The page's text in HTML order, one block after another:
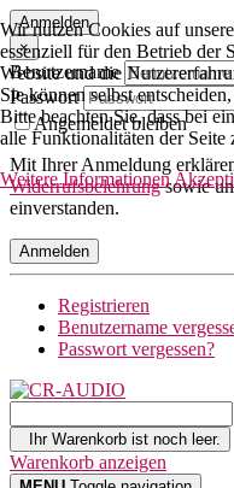
Anmelden
×
Benutzername
Passwort
Angemeldet bleiben
Mit Ihrer Anmeldung
Widerrufsbelehrungsowie
einverstanden.
Anmelden
Registrieren
Benutzername
Passwort vergessen?
Ihr Warenkorb ist noch leer.
Warenkorb anzeigen
Wir nutzen Cookies auf
essenziell für den Betrieb der
Website und die
Sie können selbst
Bitte beachten Sie, dass bei
alle Funktionalitäten der Seite
Weitere Informationen